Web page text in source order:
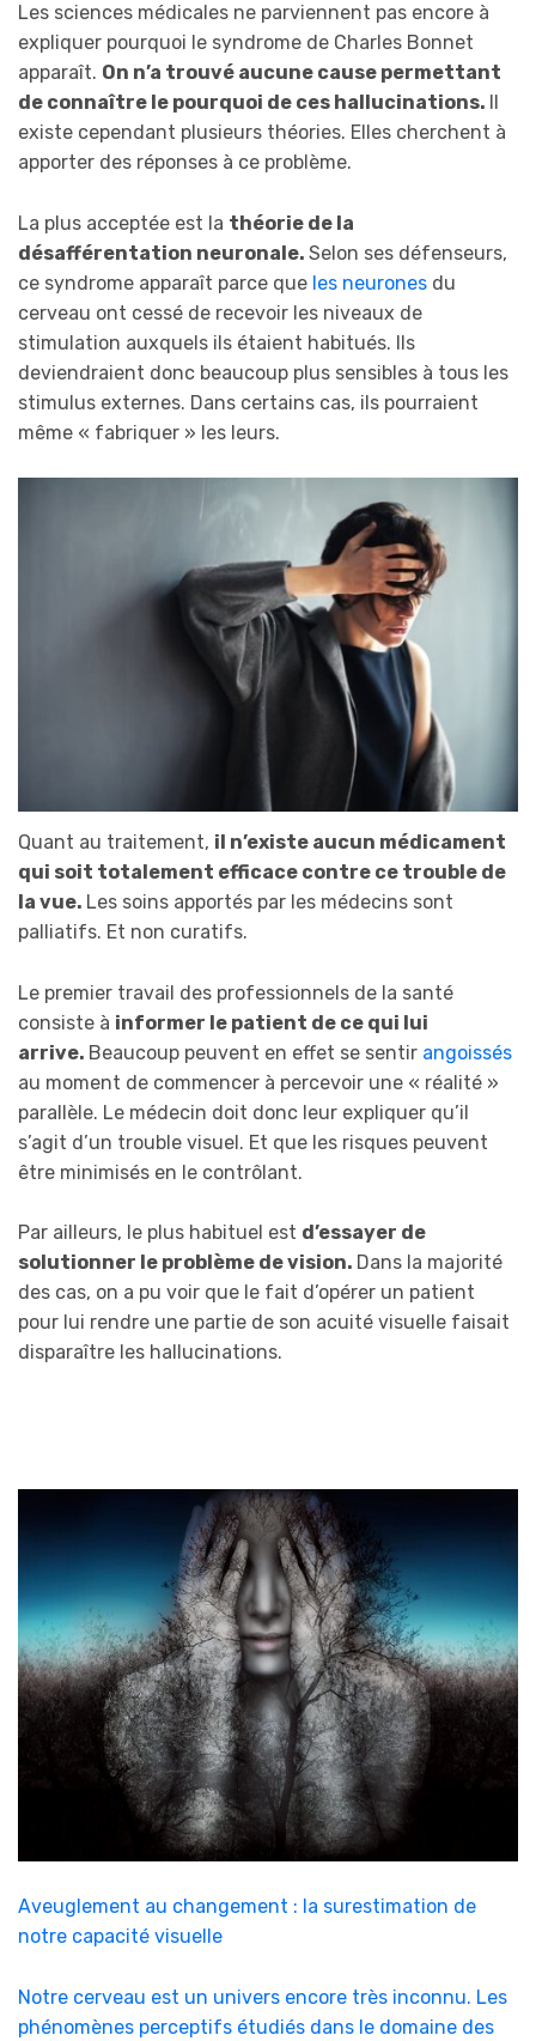
Les sciences médicales ne parviennent pas encore à
expliquer pourquoi le syndrome de Charles Bonnet
apparaît. On n’a trouvé aucune cause permettant
de connaître le pourquoi de ces hallucinations. Il
existe cependant plusieurs théories. Elles cherchent à
apporter des réponses à ce problème.
La plus acceptée est la théorie de la
désafférentation neuronale. Selon ses défenseurs,
ce syndrome apparaît parce que les neurones du
cerveau ont cessé de recevoir les niveaux de
stimulation auxquels ils étaient habitués. Ils
deviendraient donc beaucoup plus sensibles à tous les
stimulus externes. Dans certains cas, ils pourraient
même « fabriquer » les leurs.
Quant au traitement, il n’existe aucun médicament
qui soit totalement efficace contre ce trouble de
la vue. Les soins apportés par les médecins sont
palliatifs. Et non curatifs.
Le premier travail des professionnels de la santé
consiste à informer le patient de ce qui lui
arrive. Beaucoup peuvent en effet se sentir angoissés
au moment de commencer à percevoir une « réalité »
parallèle. Le médecin doit donc leur expliquer qu’il
s’agit d’un trouble visuel. Et que les risques peuvent
être minimisés en le contrôlant.
Par ailleurs, le plus habituel est d’essayer de
solutionner le problème de vision. Dans la majorité
des cas, on a pu voir que le fait d’opérer un patient
pour lui rendre une partie de son acuité visuelle faisait
disparaître les hallucinations.
Aveuglement au changement : la surestimation de
notre capacité visuelle
Notre cerveau est un univers encore très inconnu. Les
phénomènes perceptifs étudiés dans le domaine des